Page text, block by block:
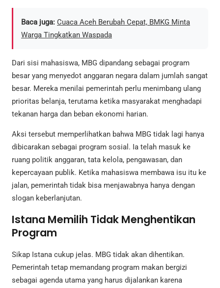
Baca juga: Cuaca Aceh Berubah Cepat, BMKG Minta
Warga Tingkatkan Waspada
Dari sisi mahasiswa, MBG dipandang sebagai program
besar yang menyedot anggaran negara dalam jumlah sangat
besar. Mereka menilai pemerintah perlu menimbang ulang
prioritas belanja, terutama ketika masyarakat menghadapi
tekanan harga dan beban ekonomi harian.
Aksi tersebut memperlihatkan bahwa MBG tidak lagi hanya
dibicarakan sebagai program sosial. Ia telah masuk ke
ruang politik anggaran, tata kelola, pengawasan, dan
kepercayaan publik. Ketika mahasiswa membawa isu itu ke
jalan, pemerintah tidak bisa menjawabnya hanya dengan
slogan keberlanjutan.
Istana Memilih Tidak Menghentikan
Program
Sikap Istana cukup jelas. MBG tidak akan dihentikan.
Pemerintah tetap memandang program makan bergizi
sebagai agenda utama yang harus dijalankan karena